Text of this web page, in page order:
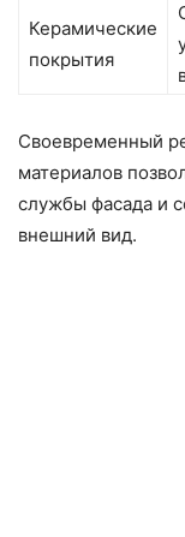
Керамические
покрытия
Своевременный
материалов
службы фасада и
внешний вид.